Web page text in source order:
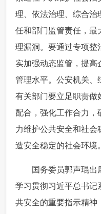
理、依法治理、综合治
任和部门监管责任，最
理漏洞。要通过专项整
实加强动态监管，提高
管理水平。公安机关、
有关部门要立足职责做
配合，强化工作合力，
力维护公共安全和社会
造安全稳定的社会环境。
国务委员郭声琨出
学习贯彻习近平总书记
共安全的重要指示精神